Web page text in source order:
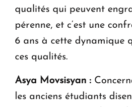
qualités qui peuvent
pérenne, et c’est une
6 ans à cette dynamique
ces qualités.
Asya Movsisyan :
les anciens étudiants